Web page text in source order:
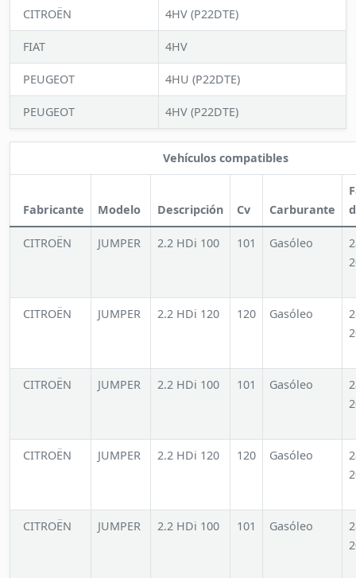
CITROËN 4HV (P22DTE)
FIAT 4HV
PEUGEOT 4HU (P22DTE)
PEUGEOT 4HV (P22DTE)
Vehículos compatibles
Fabricante Modelo Descripción Cv Carburante
CITROËN JUMPER 2.2 HDi 100 101 Gasóleo
CITROËN JUMPER 2.2 HDi 120 120 Gasóleo
CITROËN JUMPER 2.2 HDi 100 101 Gasóleo
CITROËN JUMPER 2.2 HDi 120 120 Gasóleo
CITROËN JUMPER 2.2 HDi 100 101 Gasóleo